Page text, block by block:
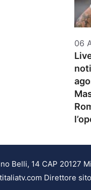
06
Belli, 14 CAP 20127
Direttore